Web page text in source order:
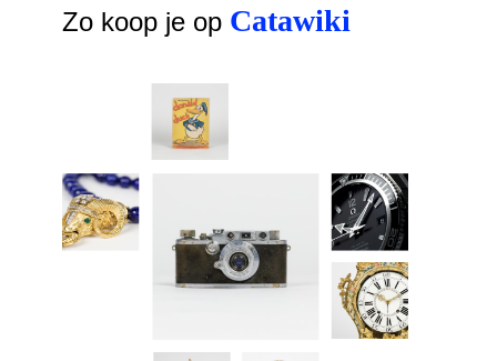
Zo koop je op Catawiki